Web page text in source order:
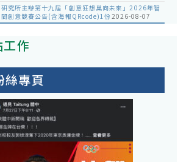
究所主辦第十九屆「創意狂想巢向未來」2026年智
創意競賽公告(含海報QRcode)1份2026-08-07
作
絲專頁